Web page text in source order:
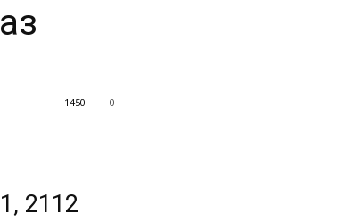
0
1450
2112